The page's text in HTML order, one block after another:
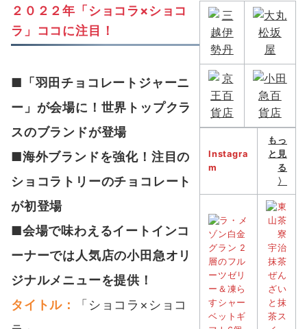
２０２２年「ショコラ×ショコ
ラ」ココに注目！
■「羽田チョコレートジャーニ
ー」が会場に！世界トップクラ
スのブランドが登場
■海外ブランドを強化！注目の
ショコラトリーのチョコレート
が初登場
■会場で味わえるイートインコ
ーナーでは人気店の小田急オリ
ジナルメニューを提供！
タイトル：
「ショコラ×ショコ
Instagra
m
もっ
と見
る
〉